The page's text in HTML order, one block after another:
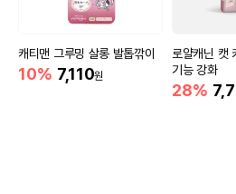
캐티맨 그루밍 살롱 발톱깎이
10% 7,110원
로얄캐닌 캣
기능 강화
28%